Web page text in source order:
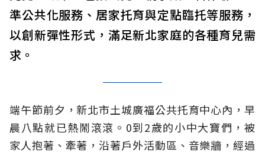
準公共化服務、居家托育與定點臨托等服務，
以創新彈性形式，滿足新北家庭的各種育兒需
求。
端午節前夕，新北市土城廣福公共托育中心內，早
晨八點就已熱鬧滾滾。0到2歲的小中大寶們，被
家人抱著、牽著，沿著戶外活動區、音樂牆，經過